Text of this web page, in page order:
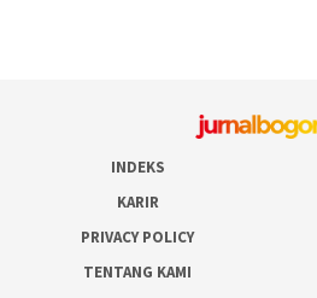
INDEKS
KARIR
PRIVACY POLICY
TENTANG KAMI